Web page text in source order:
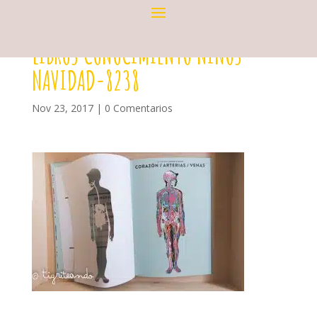
LIBROS CONOCIMIENTO NINOS
NAVIDAD-8238
Nov 23, 2017| 0 Comentarios